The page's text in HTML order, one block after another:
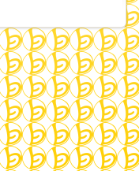
deutsch
,
script and
atmosphere